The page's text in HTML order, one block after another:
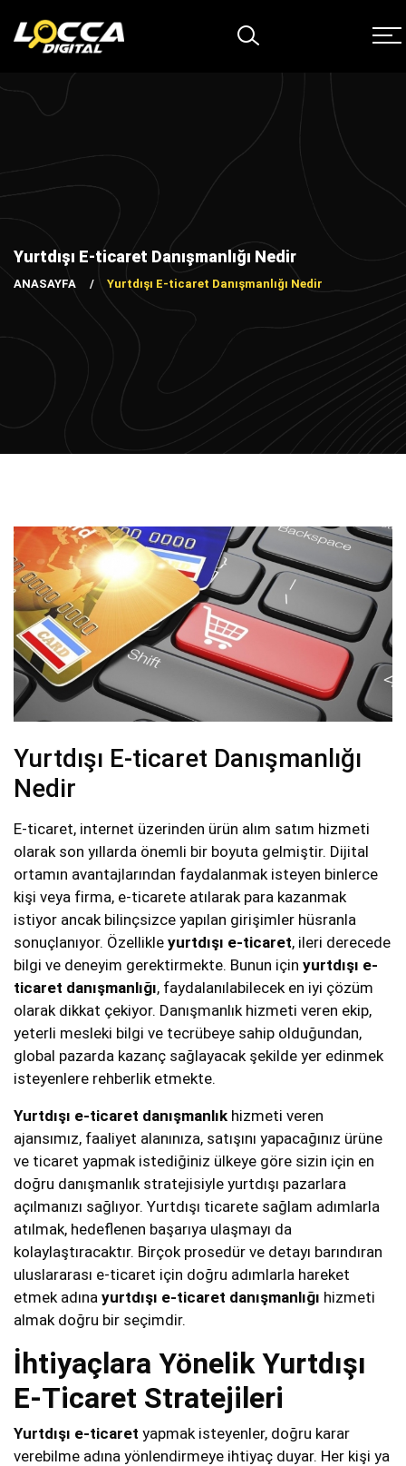
Yurtdışı E-ticaret Danışmanlığı Nedir
ANASAYFA Yurtdışı E-ticaret Danışmanlığı Nedir
Yurtdışı E-ticaret Danışmanlığı
Nedir
E-ticaret, internet üzerinden ürün alım satım hizmeti
olarak son yıllarda önemli bir boyuta gelmiştir. Dijital
ortamın avantajlarından faydalanmak isteyen binlerce
kişi veya firma, e-ticarete atılarak para kazanmak
istiyor ancak bilinçsizce yapılan girişimler hüsranla
sonuçlanıyor. Özellikle yurtdışı e-ticaret, ileri derecede
bilgi ve deneyim gerektirmekte. Bunun için yurtdışı e-
ticaret danışmanlığı, faydalanılabilecek en iyi çözüm
olarak dikkat çekiyor. Danışmanlık hizmeti veren ekip,
yeterli mesleki bilgi ve tecrübeye sahip olduğundan,
global pazarda kazanç sağlayacak şekilde yer edinmek
isteyenlere rehberlik etmekte.
Yurtdışı e-ticaret danışmanlık hizmeti veren
ajansımız, faaliyet alanınıza, satışını yapacağınız ürüne
ve ticaret yapmak istediğiniz ülkeye göre sizin için en
doğru danışmanlık stratejisiyle yurtdışı pazarlara
açılmanızı sağlıyor. Yurtdışı ticarete sağlam adımlarla
atılmak, hedeflenen başarıya ulaşmayı da
kolaylaştıracaktır. Birçok prosedür ve detayı barındıran
uluslararası e-ticaret için doğru adımlarla hareket
etmek adına yurtdışı e-ticaret danışmanlığı hizmeti
almak doğru bir seçimdir.
İhtiyaçlara Yönelik Yurtdışı
E-Ticaret Stratejileri
Yurtdışı e-ticaret yapmak isteyenler, doğru karar
verebilme adına yönlendirmeye ihtiyaç duyar. Her kişi ya